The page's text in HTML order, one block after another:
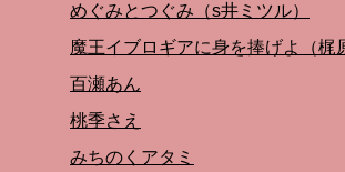
めぐみとつぐみ（s井ミツル）
魔王イブロギアに身を捧げよ（梶
百瀬あん
桃季さえ
みちのくアタミ